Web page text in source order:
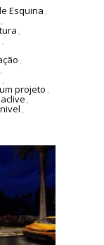
Esquina ,
,
,
,
,
,
,
projeto ,
,
,